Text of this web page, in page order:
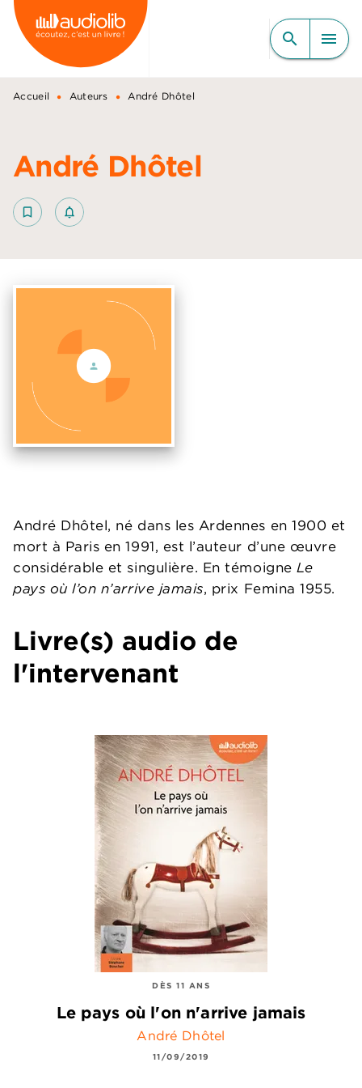
MENU RECHERCHE
CONTENU
PIED DE PAGE
search menu
Accueil • Auteurs • André Dhôtel
André Dhôtel
bookmark_border notifications_none_outlined
André Dhôtel, né dans les Ardennes en 1900 et
mort à Paris en 1991, est l’auteur d’une œuvre
considérable et singulière. En témoigneLe
pays où l’on n’arrive jamais, prix Femina 1955.
Livre(s) audio de
l'intervenant
DÈS 11 ANS
Le pays où l'on n'arrive jamais
André Dhôtel
11/09/2019